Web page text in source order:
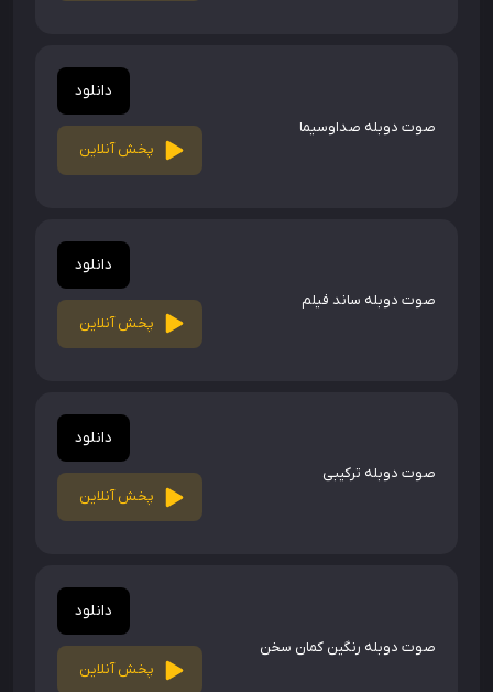
صوت دوبله صداوسیما
دانلود
پخش آنلاین
صوت دوبله ساند فیلم
دانلود
پخش آنلاین
صوت دوبله ترکیبی
دانلود
پخش آنلاین
صوت دوبله رنگین کمان سخن
دانلود
پخش آنلاین